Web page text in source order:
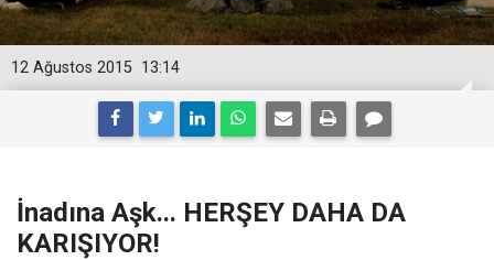
13:14
12 Ağustos 2015
İnadına Aşk... HERŞEY DAHA DA
KARIŞIYOR!